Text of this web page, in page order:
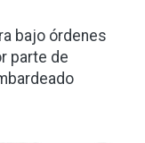
bajo órdenes
parte de